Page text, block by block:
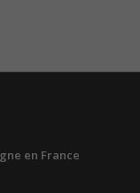
en France